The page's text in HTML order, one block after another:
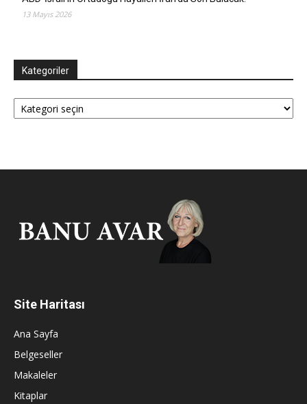
13 Mayıs 2026
Kategoriler
Kategoriler
Site Haritası
Ana Sayfa
Belgeseller
Makaleler
Kitaplar